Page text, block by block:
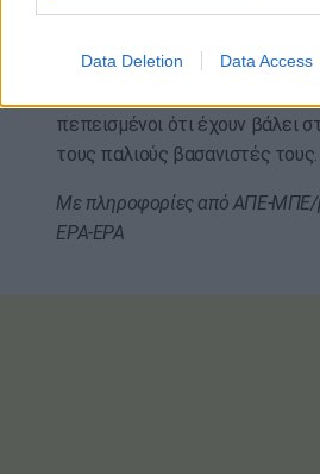
Data Deletion Data Access
θυμάτων της βαναυσότητας
πεπεισμένοι ότι έχουν βάλει
τους παλιούς βασανιστές τους.
Με πληροφορίες από ΑΠΕ-
EPA-EPA